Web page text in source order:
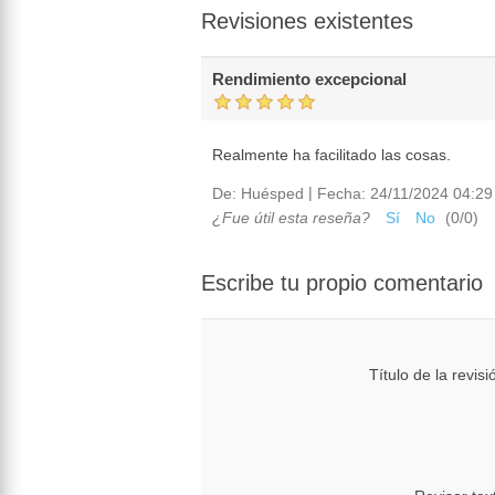
Revisiones existentes
Rendimiento excepcional
Realmente ha facilitado las cosas.
De: Huésped | Fecha: 24/11/2024
¿Fue útil esta reseña?
Sí No (0/0)
Escribe tu propio comentario
Título de la